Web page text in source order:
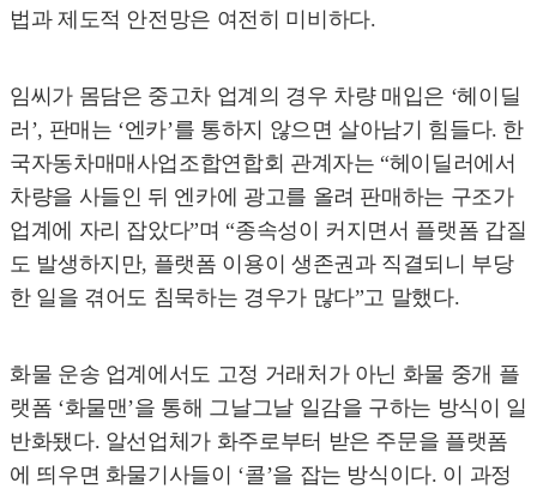
법과 제도적 안전망은 여전히 미비하다.
임씨가 몸담은 중고차 업계의 경우 차량 매입은 ‘헤이딜
러’, 판매는 ‘엔카’를 통하지 않으면 살아남기 힘들다. 한
국자동차매매사업조합연합회 관계자는 “헤이딜러에서
차량을 사들인 뒤 엔카에 광고를 올려 판매하는 구조가
업계에 자리 잡았다”며 “종속성이 커지면서 플랫폼 갑질
도 발생하지만, 플랫폼 이용이 생존권과 직결되니 부당
한 일을 겪어도 침묵하는 경우가 많다”고 말했다.
화물 운송 업계에서도 고정 거래처가 아닌 화물 중개 플
랫폼 ‘화물맨’을 통해 그날그날 일감을 구하는 방식이 일
반화됐다. 알선업체가 화주로부터 받은 주문을 플랫폼
에 띄우면 화물기사들이 ‘콜’을 잡는 방식이다. 이 과정